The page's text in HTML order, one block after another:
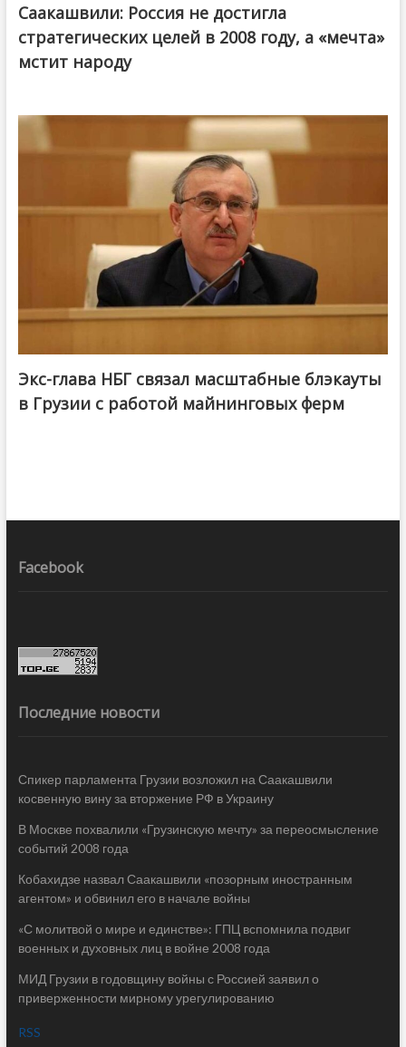
Саакашвили: Россия не достигла
стратегических целей в 2008 году, а «мечта»
мстит народу
Экс-глава НБГ связал масштабные блэкауты
в Грузии с работой майнинговых ферм
Facebook
Последние новости
Спикер парламента Грузии возложил на Саакашвили
косвенную вину за вторжение РФ в Украину
В Москве похвалили «Грузинскую мечту» за переосмысление
событий 2008 года
Кобахидзе назвал Саакашвили «позорным иностранным
агентом» и обвинил его в начале войны
«С молитвой о мире и единстве»: ГПЦ вспомнила подвиг
военных и духовных лиц в войне 2008 года
МИД Грузии в годовщину войны с Россией заявил о
приверженности мирному урегулированию
RSS